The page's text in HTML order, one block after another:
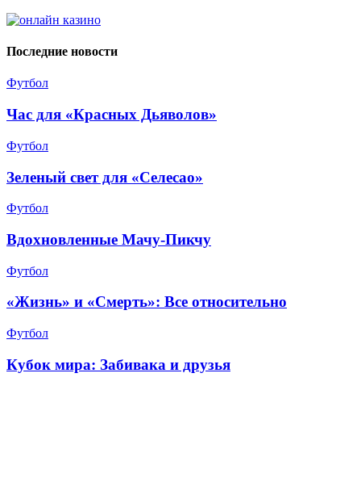
Последние новости
Футбол
Час для «Красных Дьяволов»
Футбол
Зеленый свет для «Селесао»
Футбол
Вдохновленные Мачу-Пикчу
Футбол
«Жизнь» и «Смерть»: Все относительно
Футбол
Кубок мира: Забивака и друзья